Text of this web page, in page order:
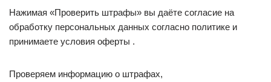
Нажимая «Проверить штрафы» вы даёте согласие на
обработку персональных данных согласно политике и
принимаете условия оферты .
Проверяем информацию о штрафах,